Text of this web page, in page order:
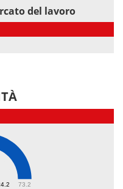
del lavoro
73.2